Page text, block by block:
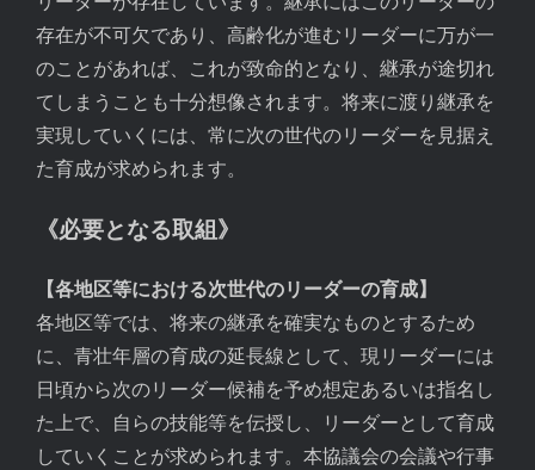
存在が不可欠であり、高齢化が進むリーダーに万が一
のことがあれば、これが致命的となり、継承が途切れ
てしまうことも十分想像されます。将来に渡り継承を
実現していくには、常に次の世代のリーダーを見据え
た育成が求められます。
《必要となる取組》
【各地区等における次世代のリーダーの育成】
各地区等では、将来の継承を確実なものとするため
に、青壮年層の育成の延長線として、現リーダーには
日頃から次のリーダー候補を予め想定あるいは指名し
た上で、自らの技能等を伝授し、リーダーとして育成
していくことが求められます。本協議会の会議や行事